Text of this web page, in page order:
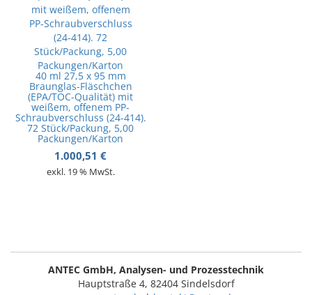
40 ml 27,5 x 95 mm
Braunglas-Fläschchen
(EPA/TOC-Qualität) mit
weißem, offenem PP-
Schraubverschluss (24-414).
72 Stück/Packung, 5,00
Packungen/Karton
1.000,51€
exkl. 19 % MwSt.
ANTEC GmbH, Analysen- und Prozesstechnik
Hauptstraße 4, 82404 Sindelsdorf